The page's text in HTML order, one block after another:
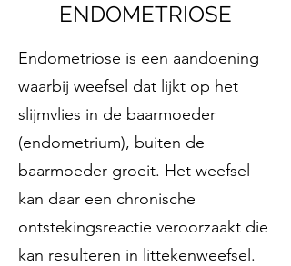
ENDOMETRIOSE
Endometriose is een aandoening
waarbij weefsel dat lijkt op het
slijmvlies in de baarmoeder
(endometrium), buiten de
baarmoeder groeit. Het weefsel
kan daar een chronische
ontstekingsreactie veroorzaakt die
kan resulteren in littekenweefsel.